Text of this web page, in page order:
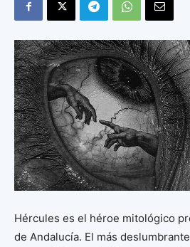
Hércules es el héroe mitológico
de Andalucía. El más